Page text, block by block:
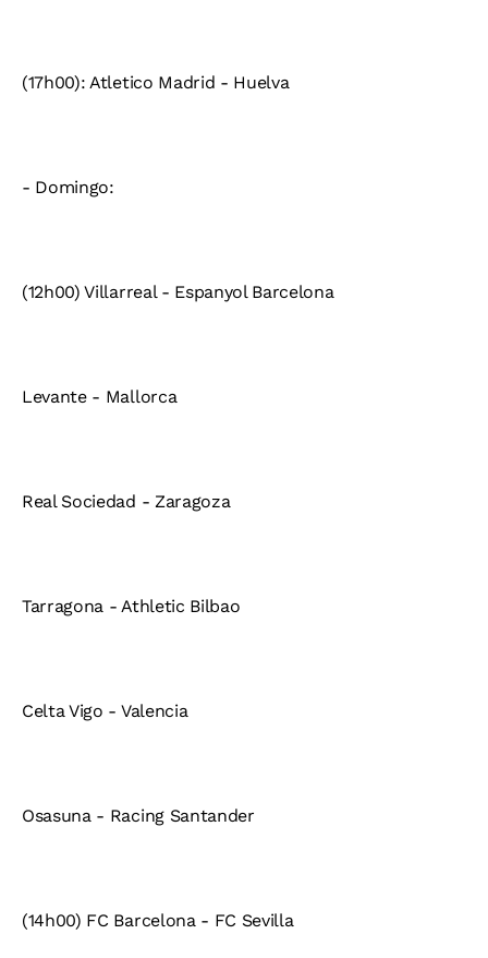
(17h00): Atletico Madrid - Huelva
- Domingo:
(12h00) Villarreal - Espanyol Barcelona
Levante - Mallorca
Real Sociedad - Zaragoza
Tarragona - Athletic Bilbao
Celta Vigo - Valencia
Osasuna - Racing Santander
(14h00) FC Barcelona - FC Sevilla